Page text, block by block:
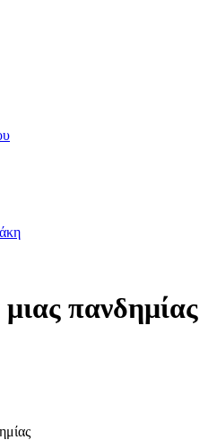
πανδημίας